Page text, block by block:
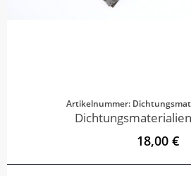
Artikelnummer:
18,00 €